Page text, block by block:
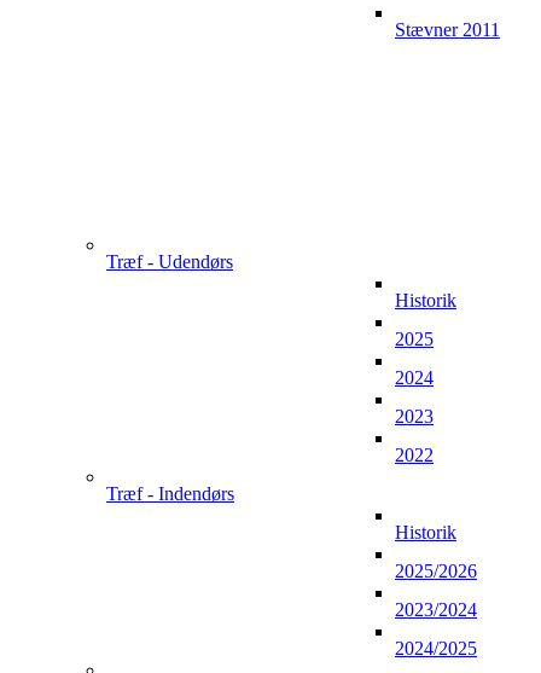
Stævner 2011
Træf - Udendørs
Historik
2025
2024
2023
2022
Træf - Indendørs
Historik
2025/2026
2023/2024
2024/2025